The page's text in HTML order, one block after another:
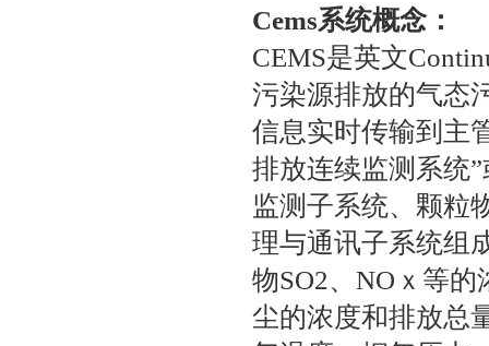
Cems系统概念：
CEMS是英文
污染源排放的气态
信息实时传输到主
排放连续监测系统
监测子系统、颗粒
理与通讯子系统组
物SO2、NOｘ等
尘的浓度和排放总